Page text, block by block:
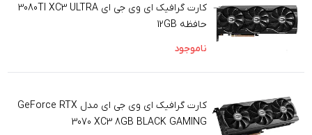
کارت گرافیک ای وی جی ای 3080TI XC3 ULTRA
حافظه 12GB
ناموجود
کارت گرافیک ای وی جی ای مدل GeForce RTX
3070 XC3 8GB BLACK GAMING